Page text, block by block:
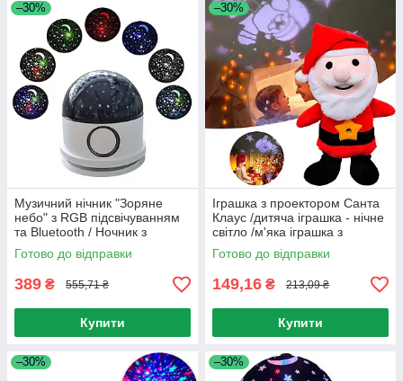
–30%
Музичний нічник "Зоряне
небо" з RGB підсвічуванням
та Bluetooth / Ночник з
проекцією / Світильник у
розетку
Готово до відправки
389 ₴ 555,71 ₴
Купити
–30%
Іграшка з проектором Санта
Клаус /дитяча іграшка - нічне
світло /м'яка іграшка з
підсвічуванням
Готово до відправки
149,16 ₴ 213,09 ₴
Купити
–30% –30%